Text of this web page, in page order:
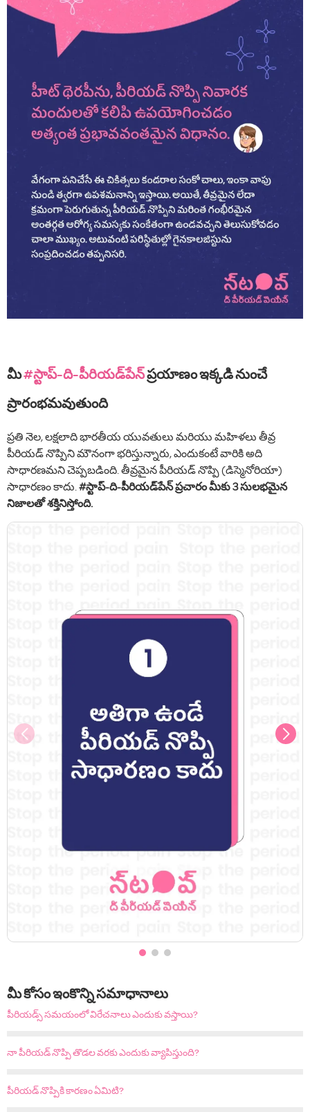
మీ#స్టాప్-ది-పీరియడ్‌పేన్ప్రయాణం ఇక్కడి నుంచే
ప్రారంభమవుతుంది
ప్రతి నెల, లక్షలాది భారతీయ యువతులు మరియు మహిళలు తీవ్ర
పీరియడ్ నొప్పిని మౌనంగా భరిస్తున్నారు, ఎందుకంటే వారికి అది
సాధారణమని చెప్పబడింది. తీవ్రమైన పీరియడ్ నొప్పి (డిస్మెనోరియా)
సాధారణం కాదు.#స్టాప్-ది-పీరియడ్‌పేన్ ప్రచారం మీకు 3 సులభమైన
నిజాలతో శక్తినిస్తోంది.
మీ కోసం ఇంకొన్ని సమాధానాలు
పీరియడ్స్ సమయంలో విరేచనాలు ఎందుకు వస్తాయి?
నా పీరియడ్ నొప్పి తొడల వరకు ఎందుకు వ్యాపిస్తుంది?
పీరియడ్ నొప్పికి కారణం ఏమిటి?